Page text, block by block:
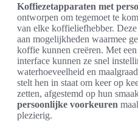
Koffiezetapparaten met
ontworpen om tegemoet te
van elke koffieliefhebber. Deze
aan mogelijkheden waarmee
koffie kunnen creëren. Met
interface kunnen ze snel
waterhoeveelheid en
stelt hen in staat om keer op
zetten, afgestemd op hun
persoonlijke voorkeuren
plezierig.